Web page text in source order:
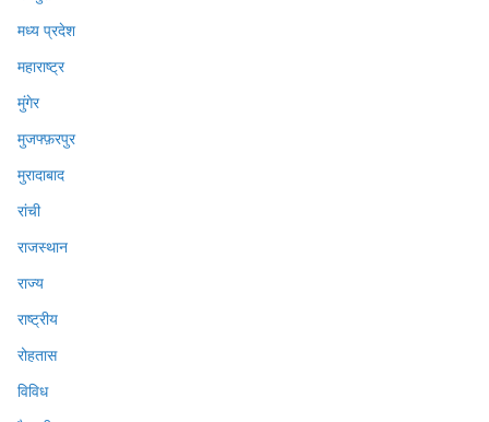
मध्य प्रदेश
महाराष्ट्र
मुंगेर
मुजफ्फ़रपुर
मुरादाबाद
रांची
राजस्थान
राज्य
राष्ट्रीय
रोहतास
विविध